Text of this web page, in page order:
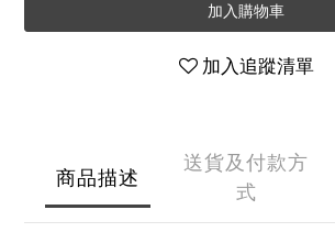
加入購物車
加入追蹤清單
商品描述
送貨及付款方
式